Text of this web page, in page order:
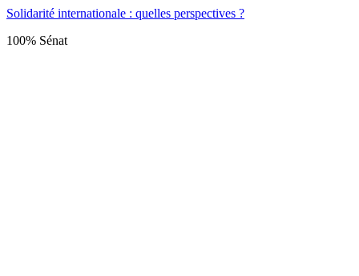
Solidarité internationale : quelles perspectives ?
100% Sénat